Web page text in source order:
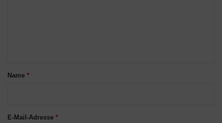
aName *
E-Mail-Adresse *